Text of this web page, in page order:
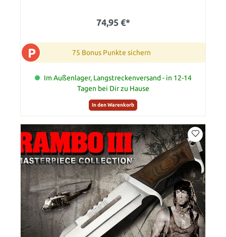
74,95 €*
P 75 Bonus Punkte sichern
Im Außenlager, Langstreckenversand - in 12-14
Tagen bei Dir zu Hause
In den Warenkorb